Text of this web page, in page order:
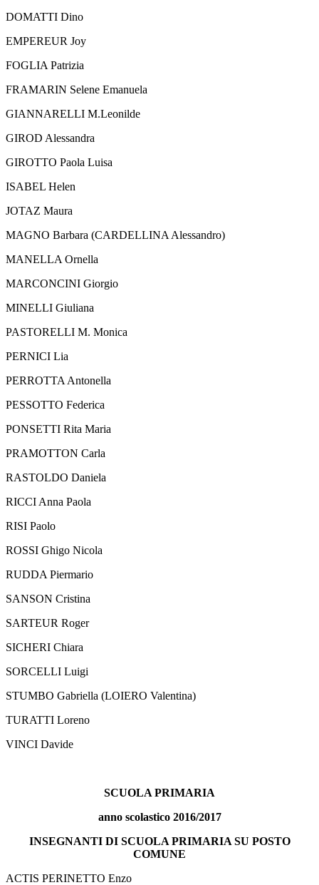
DOMATTI Dino
EMPEREUR Joy
FOGLIA Patrizia
FRAMARIN Selene Emanuela
GIANNARELLI M.Leonilde
GIROD Alessandra
GIROTTO Paola Luisa
ISABEL Helen
JOTAZ Maura
MAGNO Barbara (CARDELLINA Alessandro)
MANELLA Ornella
MARCONCINI Giorgio
MINELLI Giuliana
PASTORELLI M. Monica
PERNICI Lia
PERROTTA Antonella
PESSOTTO Federica
PONSETTI Rita Maria
PRAMOTTON Carla
RASTOLDO Daniela
RICCI Anna Paola
RISI Paolo
ROSSI Ghigo Nicola
RUDDA Piermario
SANSON Cristina
SARTEUR Roger
SICHERI Chiara
SORCELLI Luigi
STUMBO Gabriella (LOIERO Valentina)
TURATTI Loreno
VINCI Davide
SCUOLA PRIMARIA
anno scolastico 2016/2017
INSEGNANTI DI SCUOLA PRIMARIA SU POSTO
COMUNE
ACTIS PERINETTO Enzo